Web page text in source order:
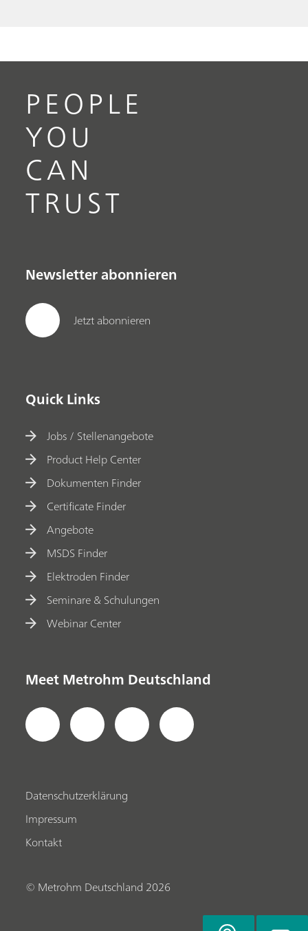
PEOPLE
YOU
CAN
TRUST
Newsletter abonnieren
Jetzt abonnieren
Quick Links
Jobs / Stellenangebote
Product Help Center
Dokumenten Finder
Certificate Finder
Angebote
MSDS Finder
Elektroden Finder
Seminare & Schulungen
Webinar Center
Meet Metrohm Deutschland
Datenschutzerklärung
Impressum
Kontakt
© Metrohm Deutschland 2026